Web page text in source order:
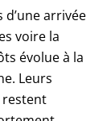
d’une arrivée
voire la
évolue à la
Leurs
restent